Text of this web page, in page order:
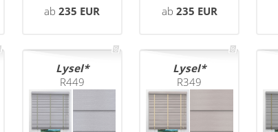
ab235 EUR ab 235 EUR
Lysel
R449
Lysel
R349